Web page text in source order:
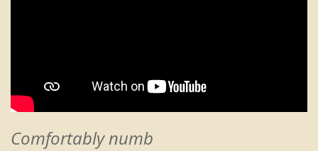
Comfortably numb